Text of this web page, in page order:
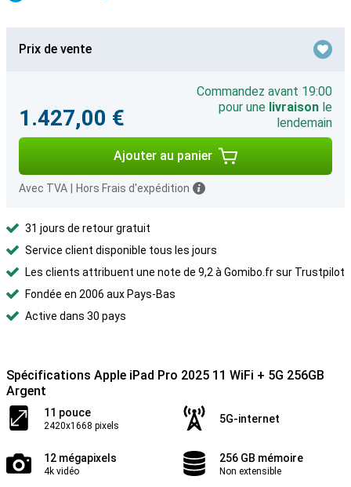
Prix de vente
1.427,00 €
Commandez avant 19:00
pour une livraison le
lendemain
Ajouter au panier
Avec TVA Hors Frais d'expédition
31 jours de retour gratuit
Service client disponible tous les jours
Les clients attribuent une note de 9,2 à Gomibo.fr sur Trustpilot
Fondée en 2006 aux Pays-Bas
Active dans 30 pays
Spécifications Apple iPad Pro 2025 11 WiFi + 5G 256GB
Argent
11 pouce
2420x1668 pixels
5G-internet
12 mégapixels
4k vidéo
256 GB mémoire
Non extensible